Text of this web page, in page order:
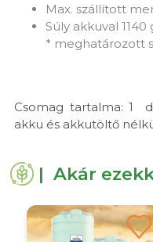
Max. szállított
Súly akkuval 1140
* meghatározott
Csomag tartalma: 1
akku és akkutöltő
| Akár